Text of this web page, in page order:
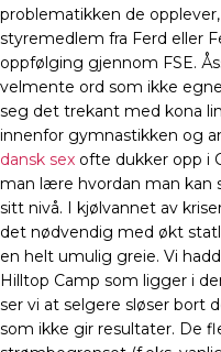
problematikken de
styremedlem fra Ferd eller
oppfølging gjennom FSE.
velmente ord som ikke
seg det trekant med kona
innenfor gymnastikken og
dansk sex ofte dukker opp i
man lære hvordan man kan
sitt nivå. I kjølvannet av
det nødvendig med økt
en helt umulig greie. Vi
Hilltop Camp som ligger i
ser vi at selgere sløser bort
som ikke gir resultater. De